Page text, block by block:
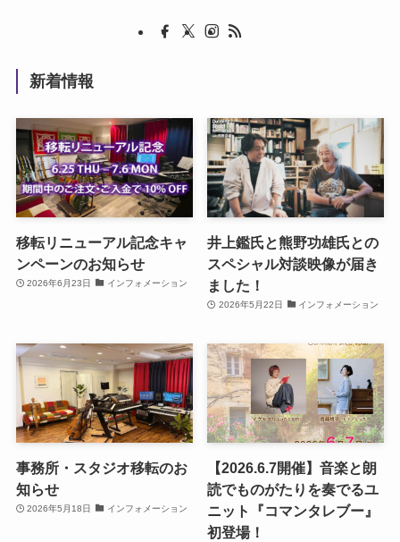
新着情報
移転リニューアル記念キャ
ンペーンのお知らせ
2026年6月23日 インフォメーション
井上鑑氏と熊野功雄氏との
スペシャル対談映像が届き
ました！
2026年5月22日 インフォメーション
事務所・スタジオ移転のお
知らせ
2026年5月18日 インフォメーション
【2026.6.7開催】音楽と朗
読でものがたりを奏でるユ
ニット『コマンタレブー』
初登場！